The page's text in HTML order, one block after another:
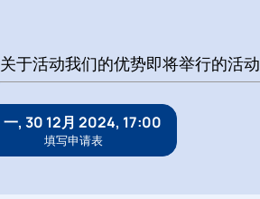
关于活动我们的优势即将举行的活动